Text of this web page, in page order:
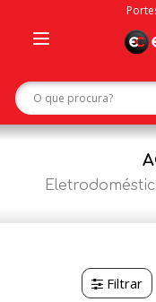
navigation
Filtrar